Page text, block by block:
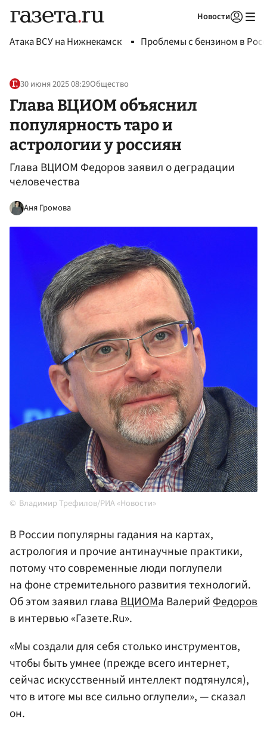
Новости
Атака ВСУ на Нижнекамск Проблемы с бензином в
30 июня 2025 08:29Общество
Глава ВЦИОМ объяснил
популярность таро и
астрологии у россиян
Глава ВЦИОМ Федоров заявил о деградации
человечества
Аня Громова
Владимир Трефилов/РИА «Новости»
В России популярны гадания на картах,
астрология и прочие антинаучные практики,
потому что современные люди поглупели
на фоне стремительного развития технологий.
Об этом заявил главаВЦИОМа ВалерийФедоров
в интервью «Газете.Ru».
«Мы создали для себя столько инструментов,
чтобы быть умнее (прежде всего интернет,
сейчас искусственный интеллект подтянулся),
что в итоге мы все сильно оглупели», — сказал
он.